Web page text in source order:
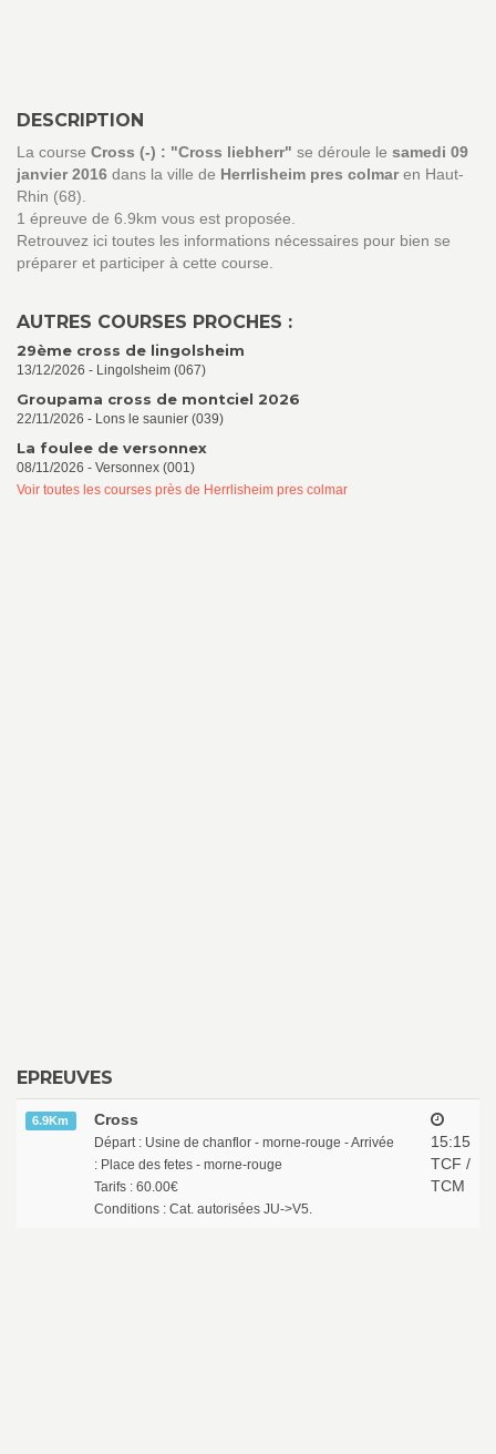
DESCRIPTION
La course Cross (-) : "Cross liebherr" se déroule le samedi 09
janvier 2016 dans la ville de Herrlisheim pres colmaren Haut-
Rhin (68).
1 épreuve de 6.9km vous est proposée.
Retrouvez ici toutes les informations nécessaires pour bien se
préparer et participer à cette course.
AUTRES COURSES PROCHES :
29ème cross de lingolsheim
13/12/2026 - Lingolsheim (067)
Groupama cross de montciel 2026
22/11/2026 - Lons le saunier (039)
La foulee de versonnex
08/11/2026 - Versonnex (001)
Voir toutes les courses près de Herrlisheim pres colmar
EPREUVES
6.9Km Cross
Départ : Usine de chanflor - morne-rouge - Arrivée
: Place des fetes - morne-rouge
Tarifs : 60.00€
Conditions : Cat. autorisées JU->V5.
15:15
TCF /
TCM